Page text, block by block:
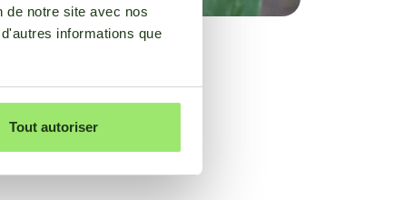
de notre site avec nos
informations que
Tout autoriser